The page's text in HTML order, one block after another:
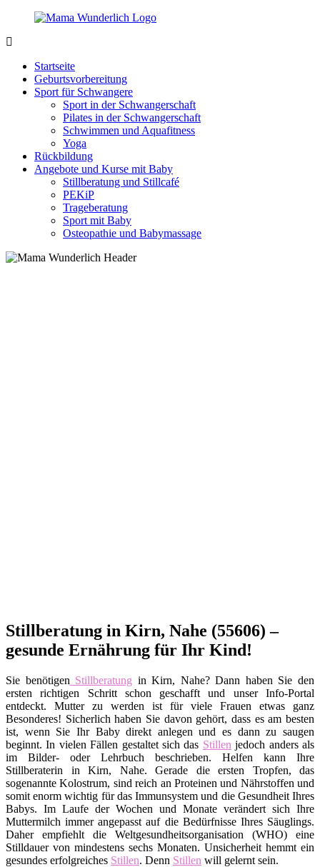
Zurück
Inhalt
sein
wunderbar!
Startseite
Geburtsvorbereitung
Sport für Schwangere
Sport in der Schwangerschaft
Pilates in der Schwangerschaft
Schwimmen und Aquafitness
Yoga
Rückbildung
Angebote und Kurse mit Baby
Stillberatung und Stillcafé
PEKiP
Trageberatung
Sport mit Baby
Osteopathie und Babymassage
Stillberatung in Kirn, Nahe (55606) –
gesunde Ernährung für Ihr Kind!
Sie benötigen Stillberatung in Kirn, Nahe? Dann haben Sie den
ersten richtigen Schritt schon geschafft und unser Info-Portal
entdeckt. Mutter zu werden ist für viele Frauen etwas ganz
Besonderes! Sicherlich haben Sie davon gehört, dass es am besten
ist, wenn Sie Ihr Baby direkt anlegen und es dann zu saugen
beginnt. In vielen Fällen gestaltet sich das Stillen jedoch anders als
im Bilder- oder Lehrbuch beschrieben. Helfen kann Ihre
Stillberaterin in Kirn, Nahe. Gerade die ersten Tropfen, das
sogenannte Kolostrum, sind reich an Proteinen und Nährstoffen und
somit enorm wichtig für das Immunsystem und die Gesundheit Ihres
Babys. Im Laufe der Wochen und Monate verändert sich Ihre
Muttermilch immer angepasst auf die Bedürfnisse Ihres Säuglings.
Daher empfiehlt die Weltgesundheitsorganisation (WHO) eine
Stilldauer von mindestens sechs Monaten. Unsicherheit hemmt ein
gesundes erfolgreiches Stillen. Denn Stillen will gelernt sein.